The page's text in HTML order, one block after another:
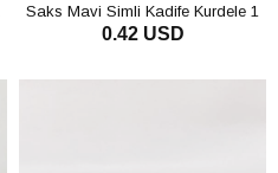
Saks Mavi Simli Kadife Kurdele 1
cm
0.42 USD